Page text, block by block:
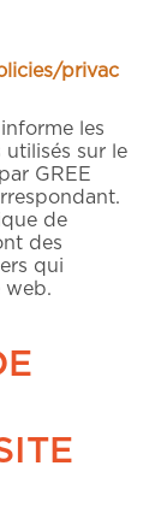
privac
les
utilisés sur le
GREE
de
des
qui
web.